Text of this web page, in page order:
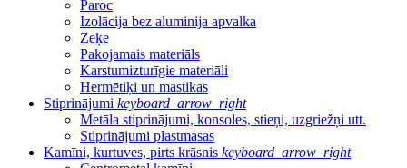
Paroc
Izolācija bez aluminija apvalka
Zeķe
Pakojamais materiāls
Karstumizturīgie materiāli
Hermētiķi un mastikas
Stiprinājumi keyboard_arrow_right
Metāla stiprinājumi, konsoles, stieņi, uzgriežņi utt.
Stiprinājumi plastmasas
Kamīni, kurtuves, pirts krāsnis keyboard_arrow_right